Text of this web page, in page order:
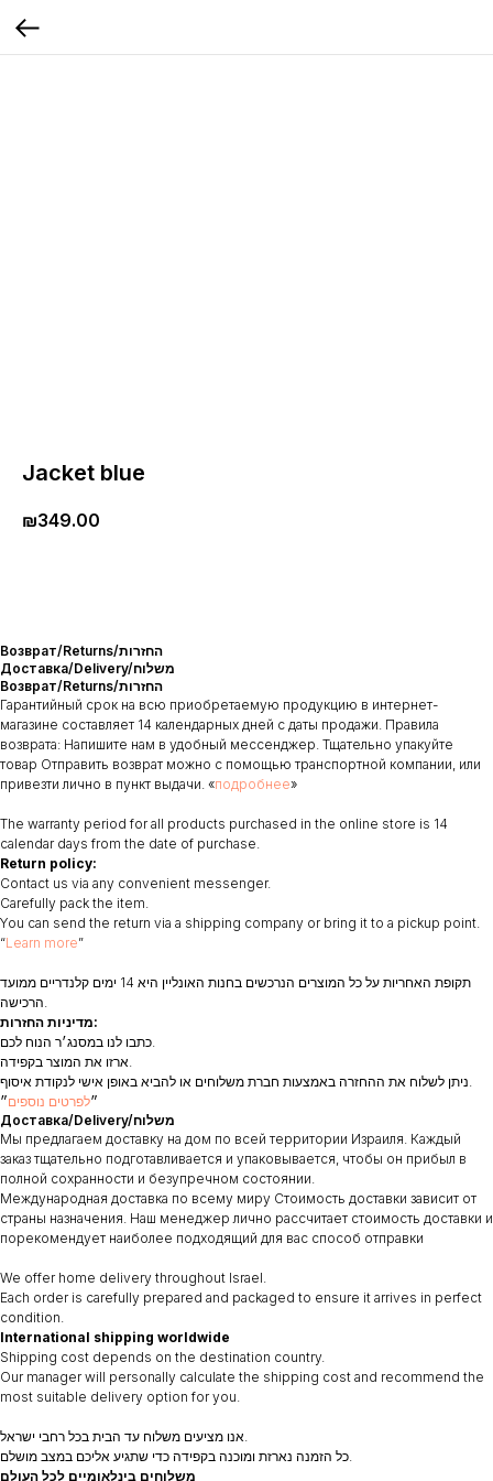
Jacket blue
₪349.00
Возврат/Returns/החזרות
Доставка/Delivery/משלוח
Возврат/Returns/החזרות
Гарантийный срок на всю приобретаемую продукцию в интернет-
магазине составляет 14 календарных дней с даты продажи. Правила
возврата: Напишите нам в удобный мессенджер. Тщательно упакуйте
товар Отправить возврат можно с помощью транспортной компании, или
привезти лично в пункт выдачи. «подробнее»
The warranty period for all products purchased in the online store is 14
calendar days from the date of purchase.
Return policy:
Contact us via any convenient messenger.
Carefully pack the item.
You can send the return via a shipping company or bring it to a pickup point.
“Learn more”
תקופת האחריות על כל המוצרים הנרכשים בחנות האונליין היא 14 ימים קלנדריים ממועד
הרכישה.
מדיניות החזרות:
כתבו לנו במסנג׳ר הנוח לכם.
ארזו את המוצר בקפידה.
ניתן לשלוח את ההחזרה באמצעות חברת משלוחים או להביא באופן אישי לנקודת איסוף.
״לפרטים נוספים״
Доставка/Delivery/משלוח
Мы предлагаем доставку на дом по всей территории Израиля. Каждый
заказ тщательно подготавливается и упаковывается, чтобы он прибыл в
полной сохранности и безупречном состоянии.
Международная доставка по всему миру Стоимость доставки зависит от
страны назначения. Наш менеджер лично рассчитает стоимость доставки и
порекомендует наиболее подходящий для вас способ отправки
We offer home delivery throughout Israel.
Each order is carefully prepared and packaged to ensure it arrives in perfect
condition.
International shipping worldwide
Shipping cost depends on the destination country.
Our manager will personally calculate the shipping cost and recommend the
most suitable delivery option for you.
אנו מציעים משלוח עד הבית בכל רחבי ישראל.
כל הזמנה נארזת ומוכנה בקפידה כדי שתגיע אליכם במצב מושלם.
משלוחים בינלאומיים לכל העולם